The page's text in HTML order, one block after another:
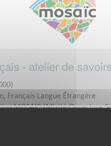
- atelier de
Français Langue Étrangère
MOSAIC (Mixité Ouverture
:
2 à 6 heures par semaine